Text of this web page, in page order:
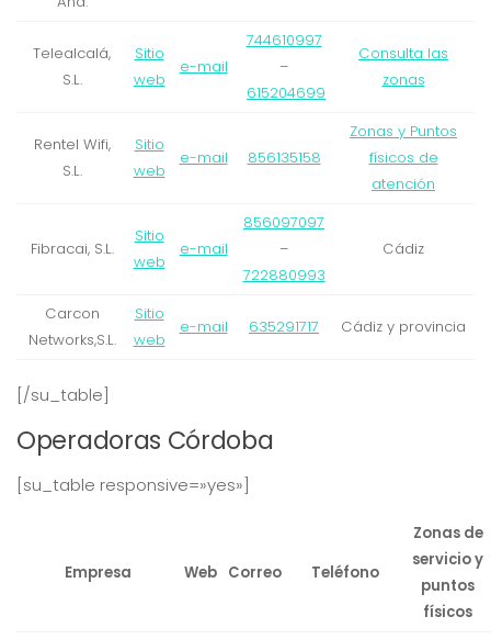
Telealcalá,
S.L.
Sitio
web
e-mail
744610997
–
615204699
Consulta las
zonas
Rentel Wifi,
S.L.
Sitio
web
e-mail 856135158
Zonas y Puntos
físicos de
atención
Fibracai, S.L.
Sitio
web
e-mail
856097097
–
722880993
Cádiz
Carcon
Networks,S.L.
Sitio
web
e-mail 635291717 Cádiz y provincia
[/su_table]
Operadoras Córdoba
[su_table responsive=»yes»]
Empresa Web Correo Teléfono
Zonas de
servicio y
puntos
físicos